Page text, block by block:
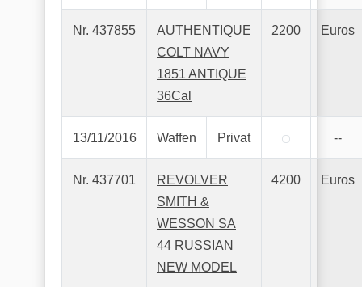
Nr. 437855
AUTHENTIQUE
COLT NAVY
1851 ANTIQUE
36Cal
2200 Euros
13/11/2016 Waffen Privat --
Nr. 437701
REVOLVER
SMITH &
WESSON SA
44 RUSSIAN
NEW MODEL
4200 Euros